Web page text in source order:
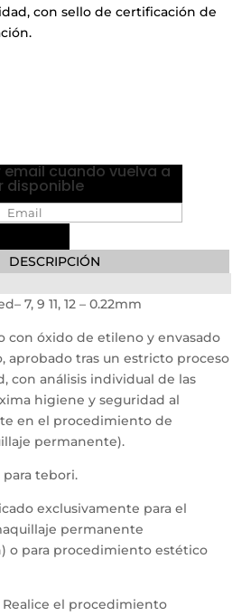
con sello de certificación de
cuando vuelva a
disponible
DESCRIPCIÓN
7, 9 11, 12 – 0.22mm
con óxido de etileno y envasado
aprobado tras un estricto proceso
con análisis individual de las
higiene y seguridad al
en el procedimiento de
permanente).
para tebori.
exclusivamente para el
permanente
o para procedimiento estético
Realice el procedimiento